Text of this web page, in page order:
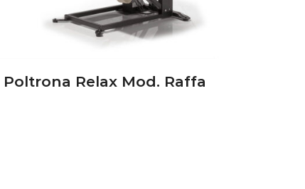
Poltrona Relax Mod. Raffa